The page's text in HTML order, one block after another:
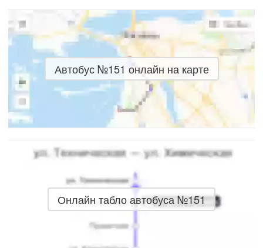
Автобус №151 онлайн на карте
Онлайн табло автобуса №151